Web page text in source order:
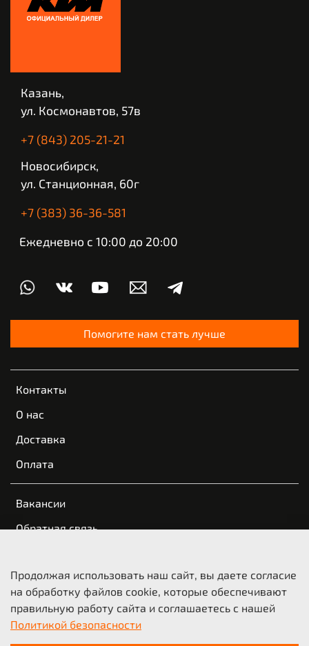
Контакты
О нас
Доставка
Оплата
Вакансии
Обратная связь
Оферта и политика конфиденциальности
Казань,
ул. Космонавтов, 57в
+7 (843) 205-21-21
Новосибирск,
ул. Станционная, 60г
+7 (383) 36-36-581
Ежедневно с 10:00 до 20:00
Помогите нам стать лучше
© 2021-2026 KTM Казань | КТМ Новосибирск
Продолжая использовать наш сайт, вы даете согласие
на обработку файлов cookie, которые обеспечивают
правильную работу сайта и соглашаетесь с нашей
Политикой безопасности